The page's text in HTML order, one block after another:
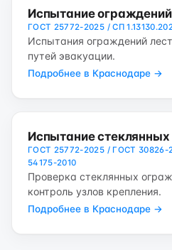
Испытание
ГОСТ 25772-2025 / СП
Испытания ограждений
путей эвакуации.
Подробнее в Краснодаре →
Испытание
ГОСТ 25772-2025 / ГОСТ 30826-
54175-2010
Проверка стеклянных
контроль узлов крепления.
Подробнее в Краснодаре →